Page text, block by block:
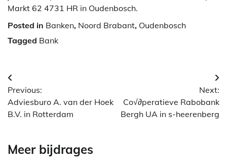
Markt 62 4731 HR in Oudenbosch.
Posted in Banken, Noord Brabant, Oudenbosch
Tagged Bank
Berichtnavigatie
Previous:
Adviesburo A. van der Hoek
B.V. in Rotterdam
Next:
Co√∂peratieve Rabobank
Bergh UA in s-heerenberg
Meer bijdrages